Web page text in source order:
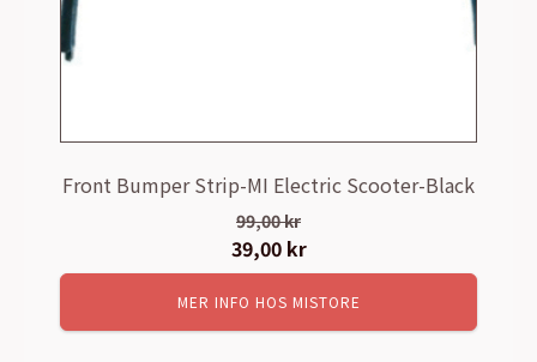
Front Bumper Strip-MI Electric Scooter-Black
99,00kr
Det
ursprungliga
priset
var:
39,00 krDet
nuvarande
priset
är:
MER INFO HOS MISTORE